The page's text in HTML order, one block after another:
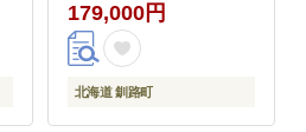
179,000円
北海道 釧路町